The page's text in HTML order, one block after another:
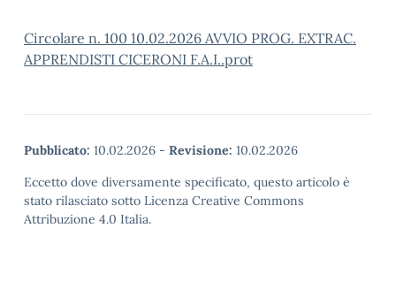
Circolare n. 100 10.02.2026 AVVIO PROG. EXTRAC.
APPRENDISTI CICERONI F.A.I..prot
Pubblicato: 10.02.2026 - Revisione: 10.02.2026
Eccetto dove diversamente specificato, questo articolo è
stato rilasciato sotto Licenza Creative Commons
Attribuzione 4.0 Italia.